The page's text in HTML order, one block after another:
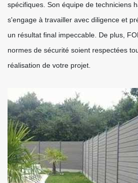
spécifiques. Son équipe de techniciens
s'engage à travailler avec diligence et
un résultat final impeccable. De plus,
normes de sécurité soient respectées
réalisation de votre projet.